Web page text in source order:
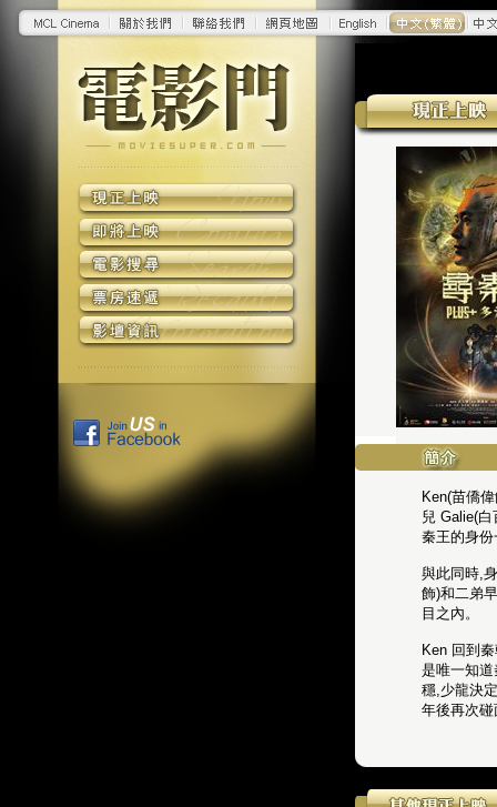
Ken(苗僑
兒 Galie(
秦王的身
與此同時,
飾)和二弟
目之內。
Ken 回到
是唯一知
穩,少龍決
年後再次碰